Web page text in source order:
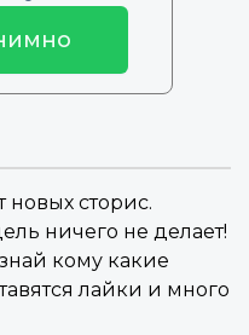
новых сторис.
ничего не делает!
кому какие
лайки и много